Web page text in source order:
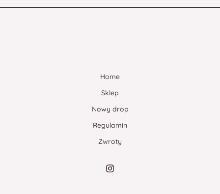
Home
Sklep
Nowy drop
Regulamin
Zwroty